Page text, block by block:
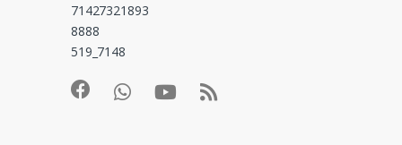
71427321893
8888
519_7148